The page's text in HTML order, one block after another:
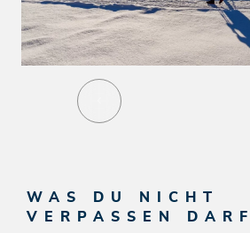
WAS DU NICHT
VERPASSEN